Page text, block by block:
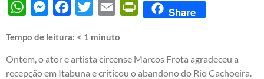
WhatsAppMessengerFacebook
Twitter Email PrintFriendly
Share
Tempo de leitura: < 1 minuto
Ontem, o ator e artista circense Marcos Frota agradeceu a
recepção em Itabuna e criticou o abandono do Rio Cachoeira.